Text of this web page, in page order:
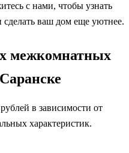
с нами, чтобы узнать
ваш дом еще уютнее.
межкомнатных
в зависимости от
характеристик.